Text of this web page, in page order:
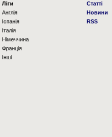
Ліги
Англія
Іспанія
Італія
Німеччина
Франція
Інші
Статті
Новини
RSS